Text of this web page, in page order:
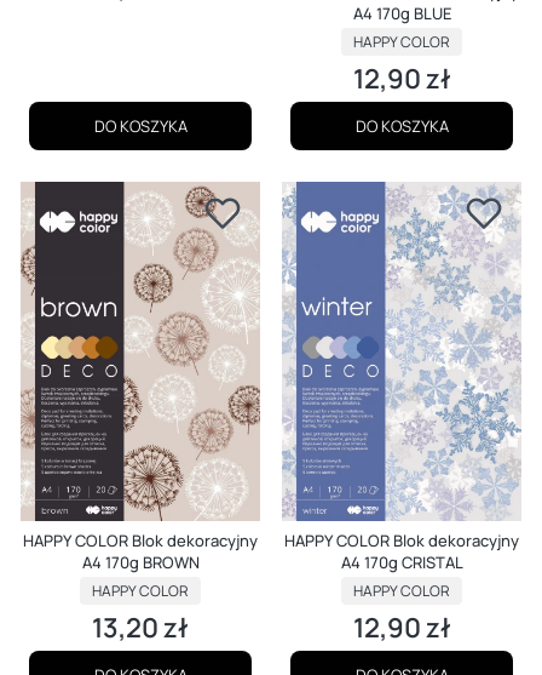
DO KOSZYKA
A4 170g BLUE
PRODUCENT
HAPPY COLOR
Cena
12,90 zł
DO KOSZYKA
HAPPY COLOR Blok dekoracyjny
A4 170g BROWN
PRODUCENT
HAPPY COLOR
Cena
13,20 zł
HAPPY COLOR Blok dekoracyjny
A4 170g CRISTAL
PRODUCENT
HAPPY COLOR
Cena
12,90 zł